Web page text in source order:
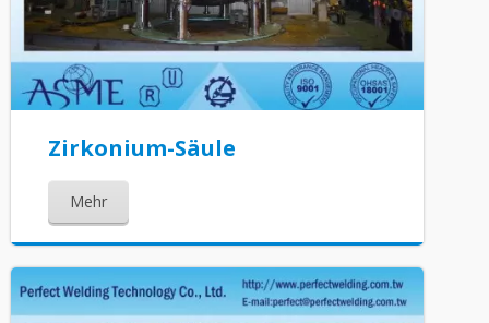
Zirkonium-Säule
Mehr